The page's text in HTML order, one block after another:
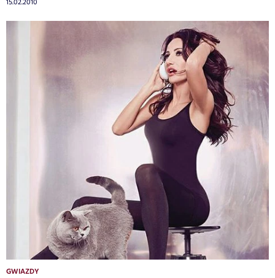
GWIAZDY